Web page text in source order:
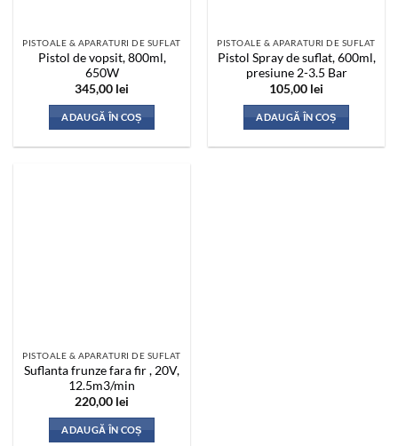
PISTOALE & APARATURI DE SUFLAT
Pistol de vopsit, 800ml,
650W
345,00 lei
ADAUGĂ ÎN COȘ
PISTOALE & APARATURI DE SUFLAT
Pistol Spray de suflat, 600ml,
presiune 2-3.5 Bar
105,00 lei
ADAUGĂ ÎN COȘ
PISTOALE & APARATURI DE SUFLAT
Suflanta frunze fara fir , 20V,
12.5m3/min
220,00 lei
ADAUGĂ ÎN COȘ